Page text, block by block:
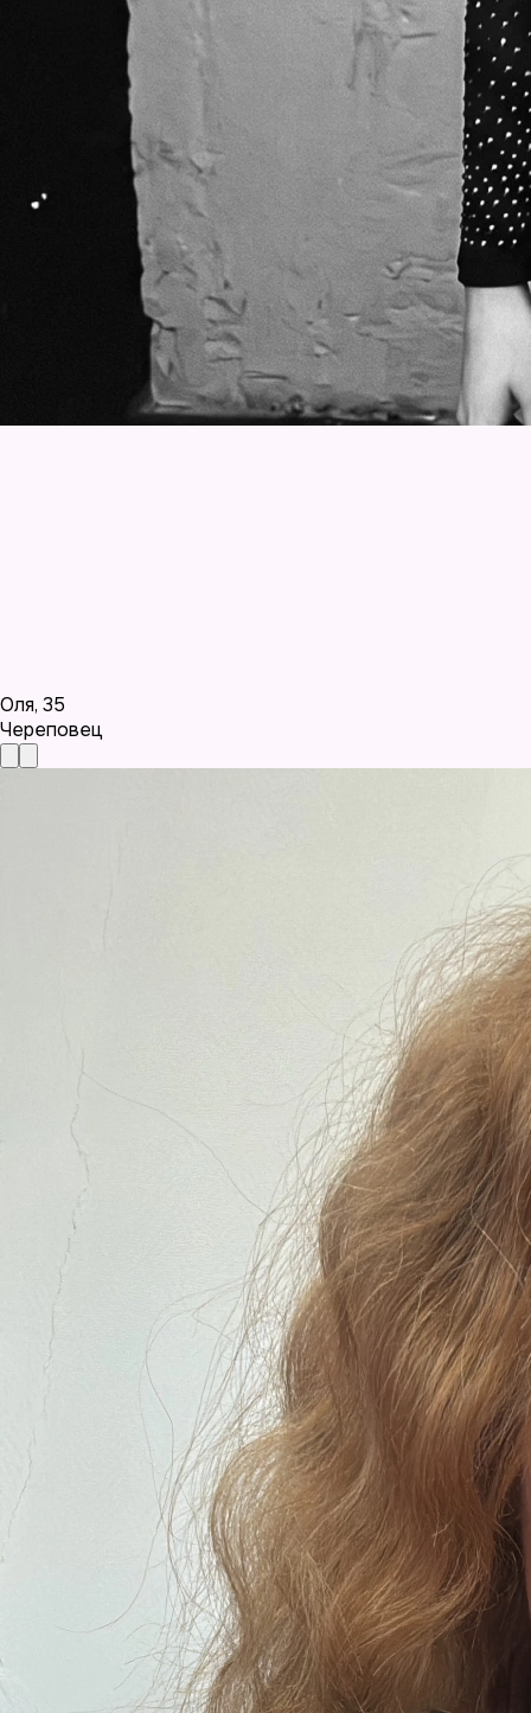
Оля, 35
Череповец